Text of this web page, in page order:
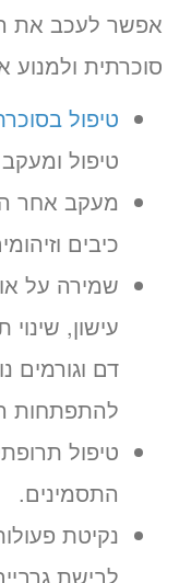
אפשר לעכב את
סוכרתית
טיפול
טיפול
מעקב אחר
כיבים
שמירה על
עישון,
דם וגורמים
להתפתחות
טיפול
התסמינים.
נקיטת
לבישת